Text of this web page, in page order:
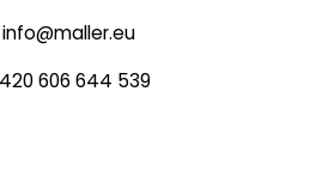
info@maller.eu
606 644 539